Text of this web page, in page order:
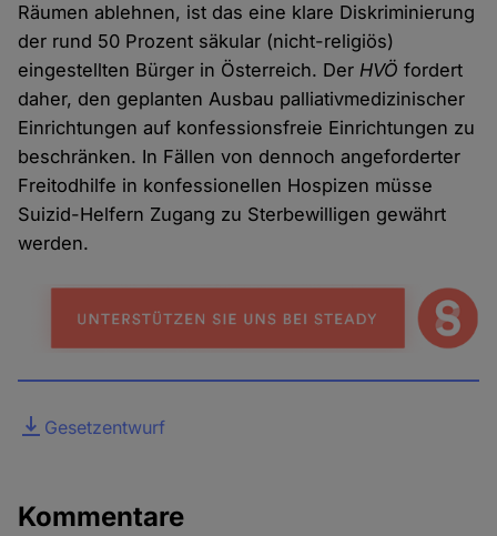
Räumen ablehnen, ist das eine klare Diskriminierung
der rund 50 Prozent säkular (nicht-religiös)
eingestellten Bürger in Österreich. DerHVÖ fordert
daher, den geplanten Ausbau palliativmedizinischer
Einrichtungen auf konfessionsfreie Einrichtungen zu
beschränken. In Fällen von dennoch angeforderter
Freitodhilfe in konfessionellen Hospizen müsse
Suizid-Helfern Zugang zu Sterbewilligen gewährt
werden.
DateiGesetzentwurf
Kommentare